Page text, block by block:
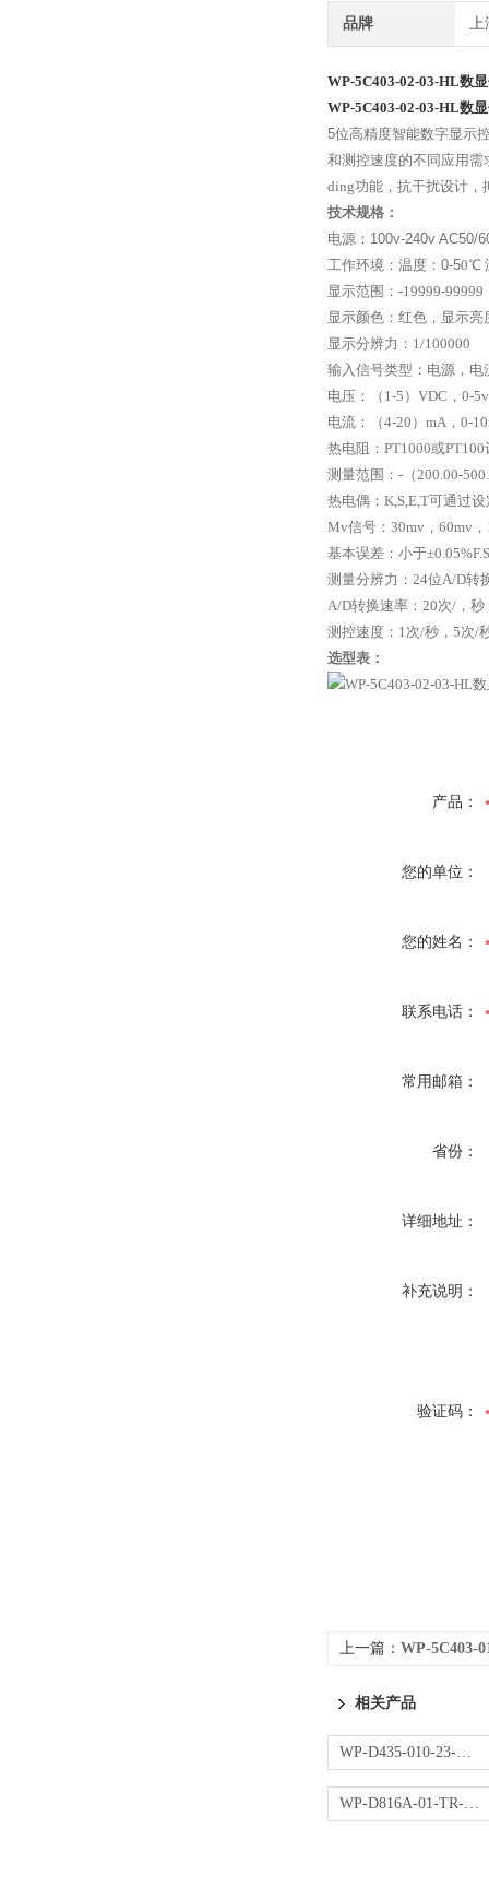
品牌 上
WP-5C403-02-03-HL数
WP-5C403-02-03-HL数
5位高精度智能数字显示
和测控速度的不同应用需
ding功能，抗干扰设计，
技术规格：
电源： 100v-240v AC50/
工作环境：温度： 0-50℃
显示范围： -19999-99999
显示颜色：红色，显示亮
显示分辨力： 1/100000
输入信号类型：电源，电
电压：（ 1-5 ） VDC ， 0-
电流：（4-20 ） mA ， 0-
热电阻： PT1000或PT100
测量范围： - （200.00-
热电偶： K,S,E,T可通过
Mv信号： 30mv ， 60mv ，
基本误差：小于±0.05%F.S
测量分辨力： 24位A/D转
A/D转换速率： 20次/ ，秒
测控速度： 1次/秒， 5次/
选型表：
产品：
您的单位：
您的姓名：
联系电话：
常用邮箱：
省份：
详细地址：
补充说明：
验证码：
上一篇： WP-5C403-
相关产品
WP-D435-010-23-NN操作器
WP-D816A-01-TR-HL控制仪